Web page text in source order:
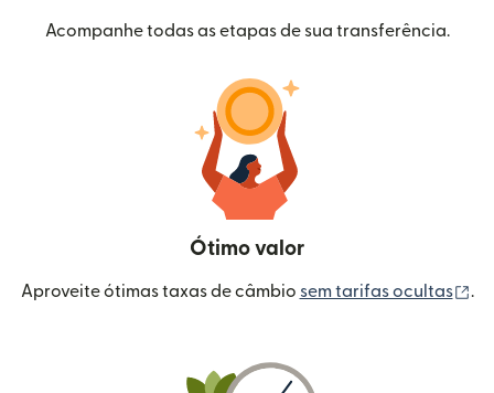
Acompanhe todas as etapas de sua transferência.
Ótimo valor
Aproveite ótimas taxas de câmbio sem tarifas ocultas .